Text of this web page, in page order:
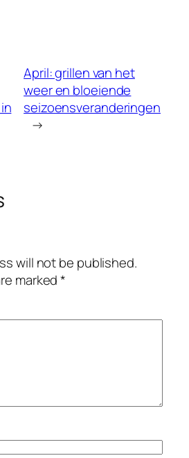
April: grillen van het
weer en bloeiende
seizoensveranderingen
→
will not be published.
marked*